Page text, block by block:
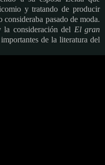
y tratando de producir
pasado de moda.
la consideración del El gran
de la literatura del